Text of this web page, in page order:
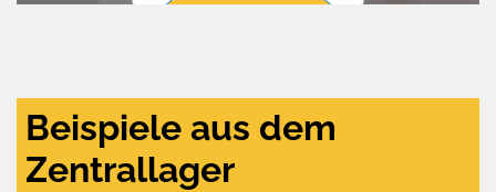
Beispiele aus dem
Zentrallager